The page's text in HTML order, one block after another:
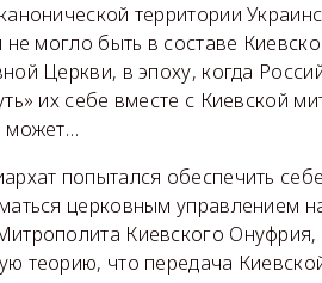
территории
могло быть в составе
Церкви, в эпоху, когда
их себе вместе с Киевской
может…
попытался обеспечить
церковным управлением
Киевского
теорию, что передача